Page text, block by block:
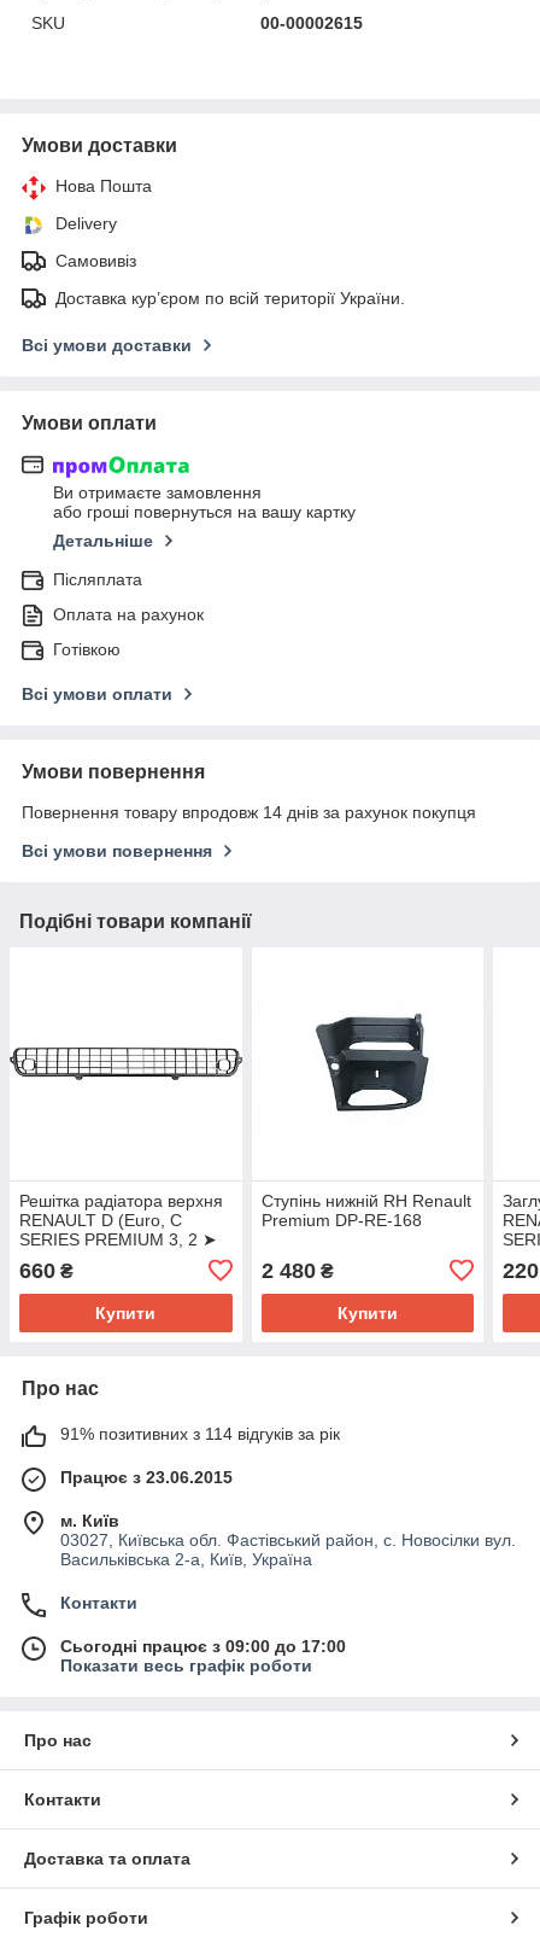
SKU
00-00002615
Умови доставки
Нова Пошта
Delivery
Самовивіз
Доставка кур’єром по всій території України.
Всі умови доставки
Умови оплати
Ви отримаєте замовлення
або гроші повернуться на вашу картку
Детальніше
Післяплата
Оплата на рахунок
Готівкою
Всі умови оплати
Умови повернення
Повернення товару впродовж 14 днів за рахунок покупця
Всі умови повернення
Подібні товари компанії
Решітка радіатора верхня
RENAULT D (Euro, C
SERIES PREMIUM 3, 2 ➤
660 ₴
Купити
Ступінь нижній RH Renault
Premium DP-RE-168
2 480₴
Купити
220
Про нас
91% позитивних з 114 відгуків за рік
Працює з 23.06.2015
м. Київ
03027, Київська обл. Фастівський район, с. Новосілки вул.
Васильківська 2-а, Київ, Україна
Контакти
Сьогодні працює з 09:00 до 17:00
Показати весь графік роботи
Про нас
Контакти
Доставка та оплата
Графік роботи